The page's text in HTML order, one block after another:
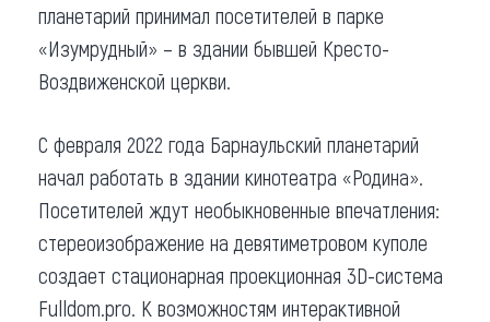
планетарий принимал посетителей в парке
«Изумрудный» – в здании бывшей Кресто-
Воздвиженской церкви.
С февраля 2022 года Барнаульский планетарий
начал работать в здании кинотеатра «Родина».
Посетителей ждут необыкновенные впечатления:
стереоизображение на девятиметровом куполе
создает стационарная проекционная 3D-система
Fulldom.pro. К возможностям интерактивной